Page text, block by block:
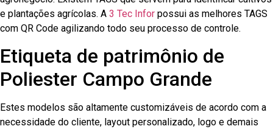
e plantações agrícolas. A 3 Tec Infor possui as melhores TAGS
com QR Code agilizando todo seu processo de controle.
Etiqueta de patrimônio de
Poliester Campo Grande
Estes modelos são altamente customizáveis de acordo com a
necessidade do cliente, layout personalizado, logo e demais